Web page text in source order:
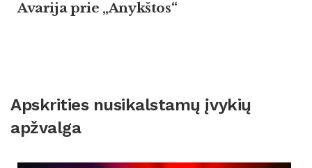
Avarija prie „Anykštos“
Apskrities nusikalstamų įvykių
apžvalga